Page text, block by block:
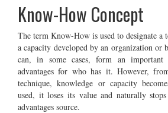
Know-How Concept
The term Know-How is used to designate a
a capacity developed by an organization or
can, in some cases, form an important
advantages for who has it. However,
technique, knowledge or capacity
used, it loses its value and naturally
advantages source.